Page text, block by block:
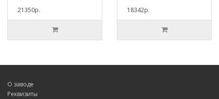
21350р.
18342р.
О заводе
Реквизиты